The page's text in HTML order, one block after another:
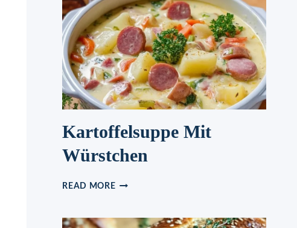
Kartoffelsuppe Mit
Würstchen
READ MOREKARTOFFELSUPPE